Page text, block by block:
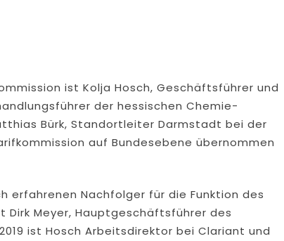
ist Kolja Hosch, Geschäftsführer und
der hessischen Chemie-
Bürk, Standortleiter Darmstadt bei der
auf Bundesebene übernommen
erfahrenen Nachfolger für die Funktion des
Dirk Meyer, Hauptgeschäftsführer des
ist Hosch Arbeitsdirektor bei Clariant und